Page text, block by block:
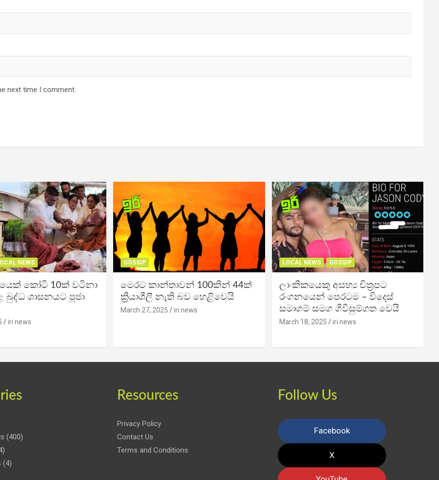
next time I comment.
NEWS
කෝටි 10ක් වටිනා
බුද්ධ ශාසනයට පූජා
iri news
GOSSIP
මෙරට කාන්තාවන් 100කින් 44ක්
ක්‍රියාශීලී නැති බව හෙළිවෙයි
March 27, 2025 iri news
LOCAL NEWS GOSSIP
ලාංකිකයෙකු අසභ්‍ය චිත්‍රපට
රංගනයෙන් පෙරටම – විදෙස්
සමාගම් සමග ගිවිසුම්ගත වෙයි
March 18, 2025 iri news
(400)
(4)
Resources
Privacy Policy
Contact Us
Terms and Conditions
Follow Us
Facebook
X